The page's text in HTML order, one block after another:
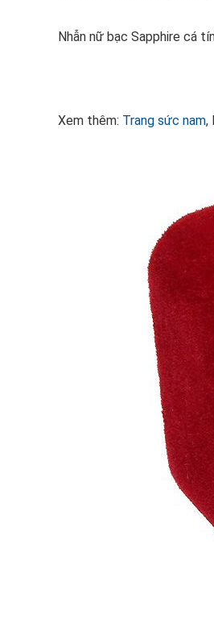
Nhẫn nữ bạc Sapphire cá
Xem thêm: Trang sức nam,